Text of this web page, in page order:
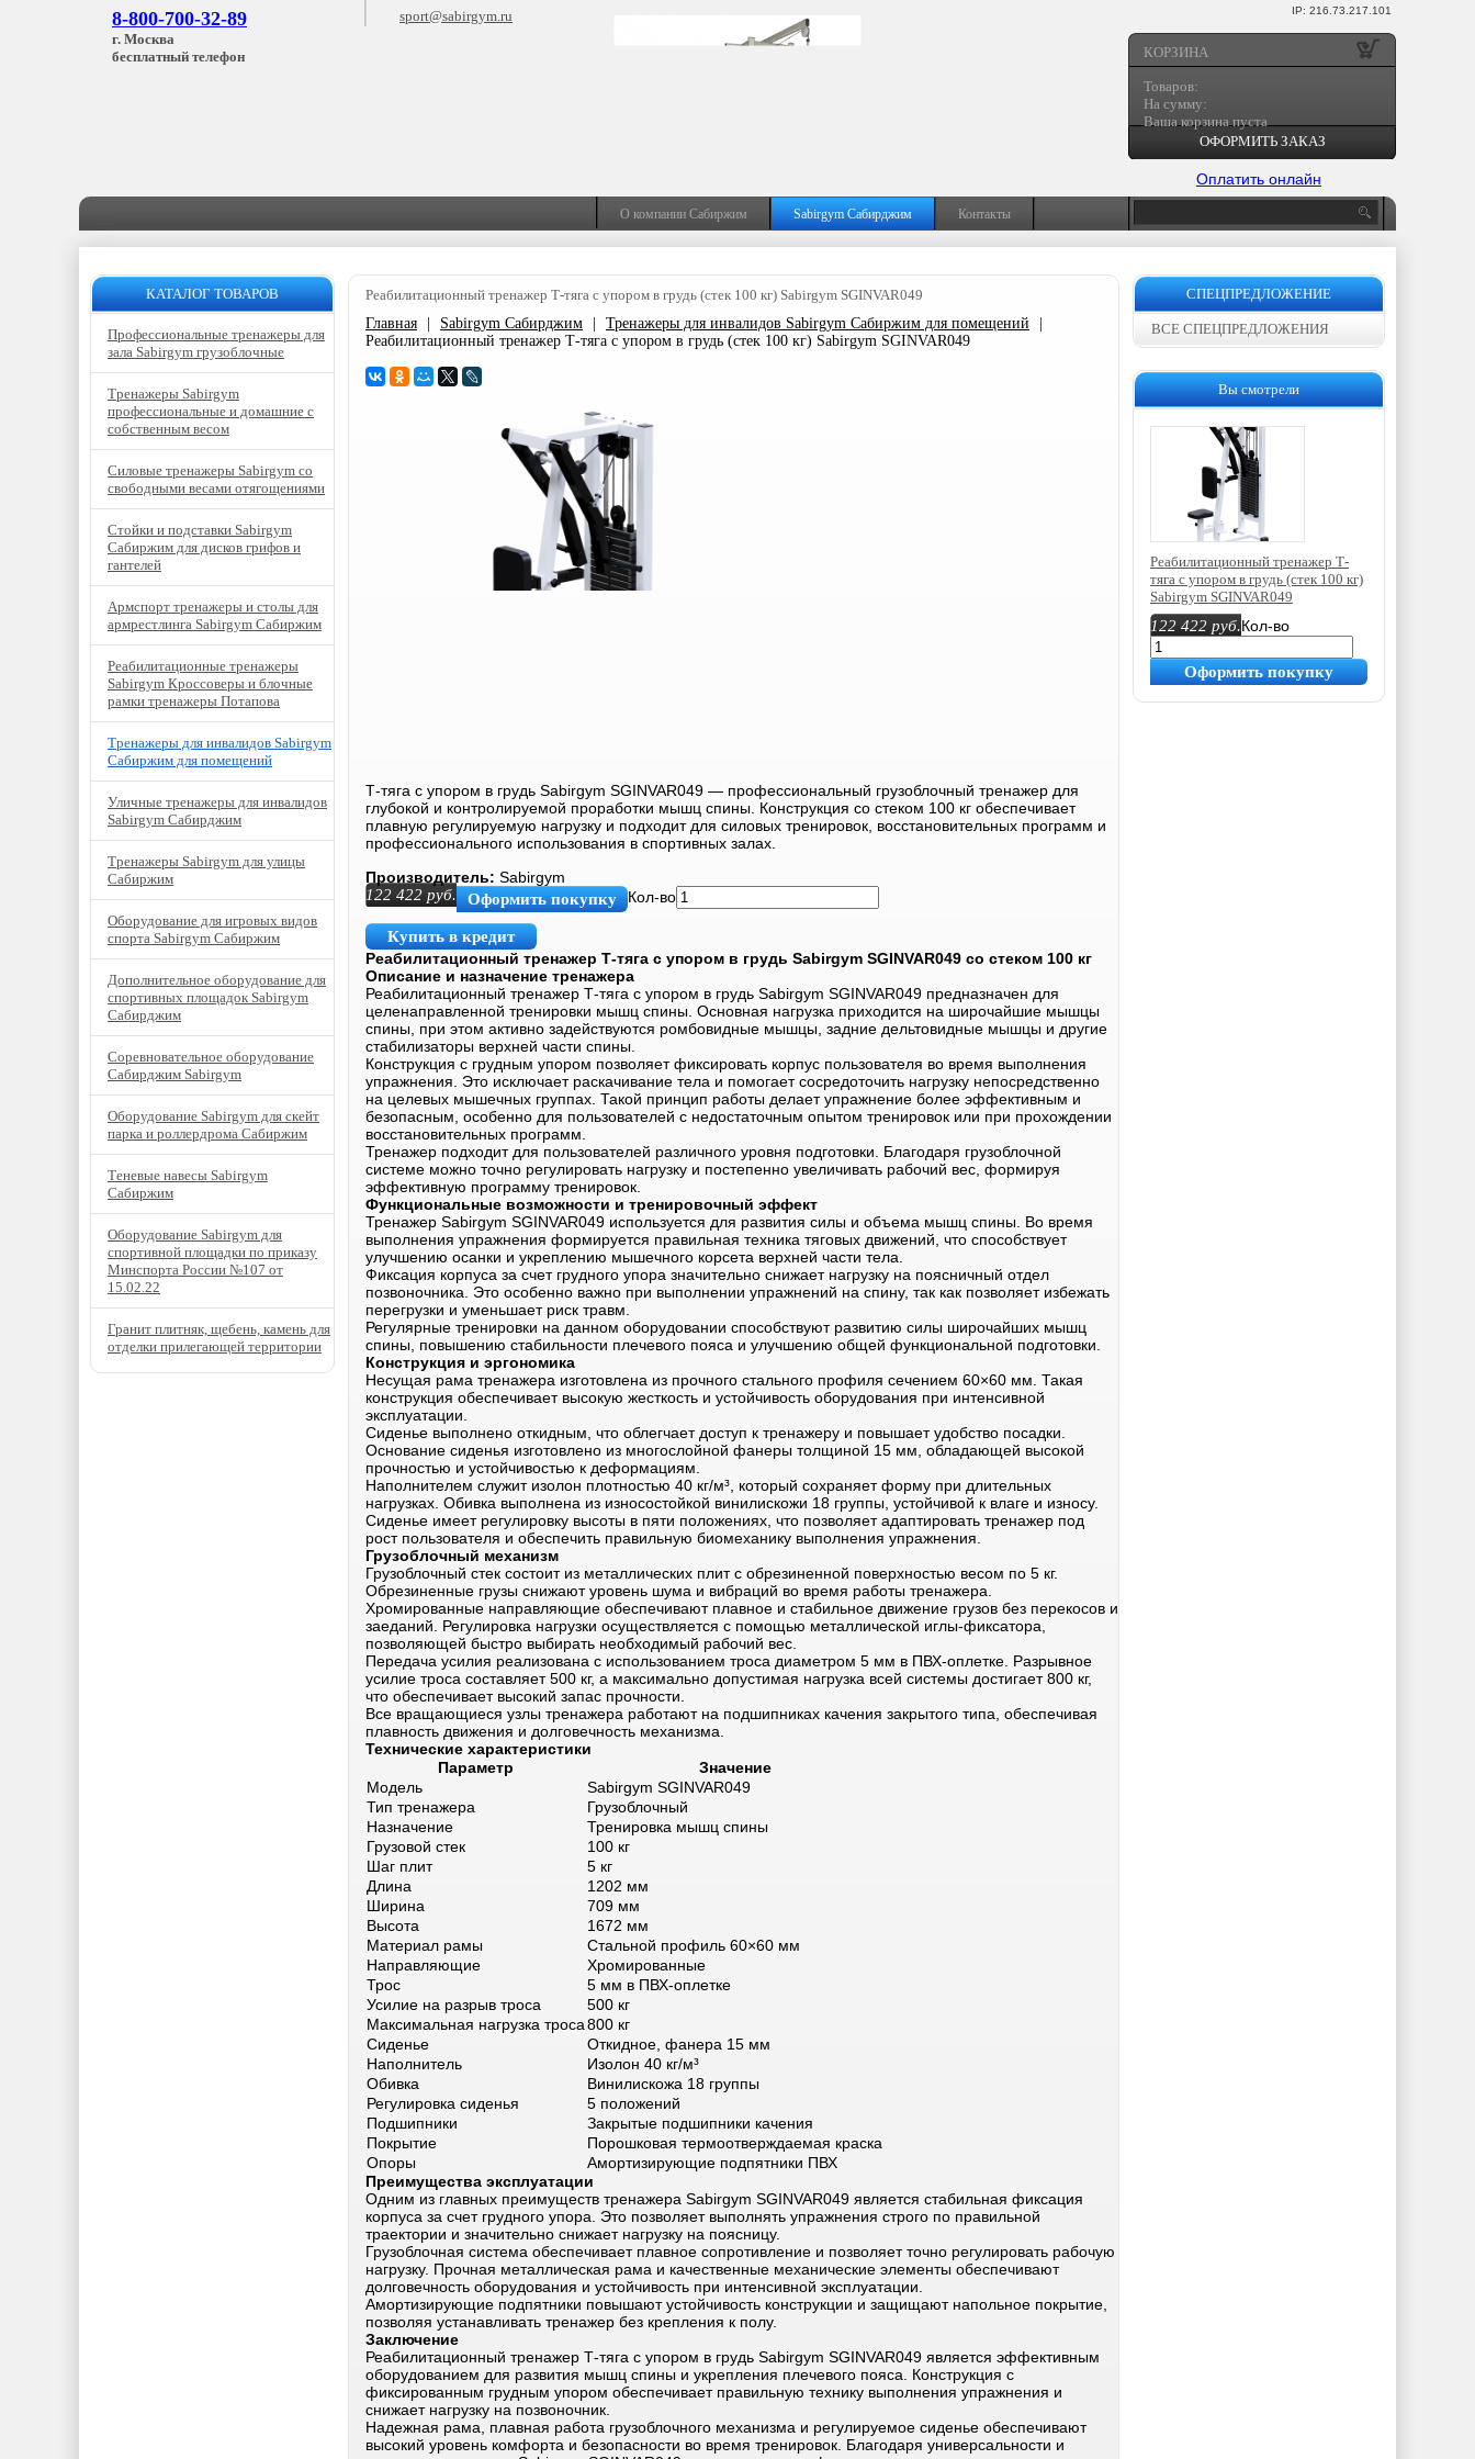
IP: 216.73.217.101
8-800-700-32-89
г. Москва
бесплатный телефон
sport@sabirgym.ru
КОРЗИНА
Товаров:
На сумму:
Ваша корзина пуста
ОФОРМИТЬ ЗАКАЗ
Оплатить онлайн
О компании Сабиржим Sabirgym Сабирджим Контакты
Реабилитационный тренажер Т-тяга с упором в грудь (стек 100 кг) Sabirgym SGINVAR049
Главная
Sabirgym Сабирджим Тренажеры для инвалидов Sabirgym Сабиржим для помещений
Реабилитационный тренажер Т-тяга с упором в грудь (стек 100 кг) Sabirgym SGINVAR049
Т-тяга с упором в грудь Sabirgym SGINVAR049 — профессиональный грузоблочный тренажер для
глубокой и контролируемой проработки мышц спины. Конструкция со стеком 100 кг обеспечивает
плавную регулируемую нагрузку и подходит для силовых тренировок, восстановительных программ и
профессионального использования в спортивных залах.
Производитель: Sabirgym
122 422 руб. Кол-во
Оформить покупку
Купить в кредит
Реабилитационный тренажер Т-тяга с упором в грудь Sabirgym SGINVAR049 со стеком 100 кг
Описание и назначение тренажера
Реабилитационный тренажер Т-тяга с упором в грудь Sabirgym SGINVAR049 предназначен для
целенаправленной тренировки мышц спины. Основная нагрузка приходится на широчайшие мышцы
спины, при этом активно задействуются ромбовидные мышцы, задние дельтовидные мышцы и другие
стабилизаторы верхней части спины.
Конструкция с грудным упором позволяет фиксировать корпус пользователя во время выполнения
упражнения. Это исключает раскачивание тела и помогает сосредоточить нагрузку непосредственно
на целевых мышечных группах. Такой принцип работы делает упражнение более эффективным и
безопасным, особенно для пользователей с недостаточным опытом тренировок или при прохождении
восстановительных программ.
Тренажер подходит для пользователей различного уровня подготовки. Благодаря грузоблочной
системе можно точно регулировать нагрузку и постепенно увеличивать рабочий вес, формируя
эффективную программу тренировок.
Функциональные возможности и тренировочный эффект
Тренажер Sabirgym SGINVAR049 используется для развития силы и объема мышц спины. Во время
выполнения упражнения формируется правильная техника тяговых движений, что способствует
улучшению осанки и укреплению мышечного корсета верхней части тела.
Фиксация корпуса за счет грудного упора значительно снижает нагрузку на поясничный отдел
позвоночника. Это особенно важно при выполнении упражнений на спину, так как позволяет избежать
перегрузки и уменьшает риск травм.
Регулярные тренировки на данном оборудовании способствуют развитию силы широчайших мышц
спины, повышению стабильности плечевого пояса и улучшению общей функциональной подготовки.
Конструкция и эргономика
Несущая рама тренажера изготовлена из прочного стального профиля сечением 60×60 мм. Такая
конструкция обеспечивает высокую жесткость и устойчивость оборудования при интенсивной
эксплуатации.
Сиденье выполнено откидным, что облегчает доступ к тренажеру и повышает удобство посадки.
Основание сиденья изготовлено из многослойной фанеры толщиной 15 мм, обладающей высокой
прочностью и устойчивостью к деформациям.
Наполнителем служит изолон плотностью 40 кг/м³, который сохраняет форму при длительных
нагрузках. Обивка выполнена из износостойкой винилискожи 18 группы, устойчивой к влаге и износу.
Сиденье имеет регулировку высоты в пяти положениях, что позволяет адаптировать тренажер под
рост пользователя и обеспечить правильную биомеханику выполнения упражнения.
Грузоблочный механизм
Грузоблочный стек состоит из металлических плит с обрезиненной поверхностью весом по 5 кг.
Обрезиненные грузы снижают уровень шума и вибраций во время работы тренажера.
Хромированные направляющие обеспечивают плавное и стабильное движение грузов без перекосов и
заеданий. Регулировка нагрузки осуществляется с помощью металлической иглы-фиксатора,
позволяющей быстро выбирать необходимый рабочий вес.
Передача усилия реализована с использованием троса диаметром 5 мм в ПВХ-оплетке. Разрывное
усилие троса составляет 500 кг, а максимально допустимая нагрузка всей системы достигает 800 кг,
что обеспечивает высокий запас прочности.
Все вращающиеся узлы тренажера работают на подшипниках качения закрытого типа, обеспечивая
плавность движения и долговечность механизма.
Технические характеристики
Параметр
Значение
Модель
Sabirgym SGINVAR049
Тип тренажера
Грузоблочный
Назначение
Тренировка мышц спины
Грузовой стек
100 кг
Шаг плит
5 кг
Длина
1202 мм
Ширина
709 мм
Высота
1672 мм
Материал рамы
Стальной профиль 60×60 мм
Направляющие
Хромированные
Трос
5 мм в ПВХ-оплетке
Усилие на разрыв троса
500 кг
Максимальная нагрузка троса800 кг
Сиденье
Откидное, фанера 15 мм
Наполнитель
Изолон 40 кг/м³
Обивка
Винилискожа 18 группы
Регулировка сиденья
5 положений
Подшипники
Закрытые подшипники качения
Покрытие
Порошковая термоотверждаемая краска
Опоры
Амортизирующие подпятники ПВХ
Преимущества эксплуатации
Одним из главных преимуществ тренажера Sabirgym SGINVAR049 является стабильная фиксация
корпуса за счет грудного упора. Это позволяет выполнять упражнения строго по правильной
траектории и значительно снижает нагрузку на поясницу.
Грузоблочная система обеспечивает плавное сопротивление и позволяет точно регулировать рабочую
нагрузку. Прочная металлическая рама и качественные механические элементы обеспечивают
долговечность оборудования и устойчивость при интенсивной эксплуатации.
Амортизирующие подпятники повышают устойчивость конструкции и защищают напольное покрытие,
позволяя устанавливать тренажер без крепления к полу.
Заключение
Реабилитационный тренажер Т-тяга с упором в грудь Sabirgym SGINVAR049 является эффективным
оборудованием для развития мышц спины и укрепления плечевого пояса. Конструкция с
фиксированным грудным упором обеспечивает правильную технику выполнения упражнения и
снижает нагрузку на позвоночник.
Надежная рама, плавная работа грузоблочного механизма и регулируемое сиденье обеспечивают
высокий уровень комфорта и безопасности во время тренировок. Благодаря универсальности и
КАТАЛОГ ТОВАРОВ
Профессиональные тренажеры для
зала Sabirgym грузоблочные
Тренажеры Sabirgym
профессиональные и домашние с
собственным весом
Силовые тренажеры Sabirgym со
свободными весами отягощениями
Стойки и подставки Sabirgym
Сабиржим для дисков грифов и
гантелей
Армспорт тренажеры и столы для
армрестлинга Sabirgym Сабиржим
Реабилитационные тренажеры
Sabirgym Кроссоверы и блочные
рамки тренажеры Потапова
Тренажеры для инвалидов Sabirgym
Сабиржим для помещений
Уличные тренажеры для инвалидов
Sabirgym Сабирджим
Тренажеры Sabirgym для улицы
Сабиржим
Оборудование для игровых видов
спорта Sabirgym Сабиржим
Дополнительное оборудование для
спортивных площадок Sabirgym
Сабирджим
Соревновательное оборудование
Сабирджим Sabirgym
Оборудование Sabirgym для скейт
парка и роллердрома Сабиржим
Теневые навесы Sabirgym
Сабиржим
Оборудование Sabirgym для
спортивной площадки по приказу
Минспорта России №107 от
15.02.22
Гранит плитняк, щебень, камень для
отделки прилегающей территории
СПЕЦПРЕДЛОЖЕНИЕ
ВСЕ СПЕЦПРЕДЛОЖЕНИЯ
Вы смотрели
Реабилитационный тренажер Т-
тяга с упором в грудь (стек 100 кг)
Sabirgym SGINVAR049
122 422 руб.Кол-во
Оформить покупку